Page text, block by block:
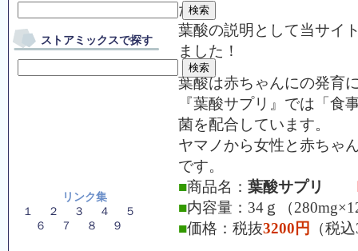
た。
葉酸の説明として当サイ
ました！
葉酸は赤ちゃんにの発育
『葉酸サプリ』では「食
菌を配合しています。
ヤマノから女性と赤ちゃ
です。
■商品名： 葉酸サプリ
■内容量：34ｇ（
■価格：税抜3200円 （税
ストアミックスで探す
リンク集
１
２ ３ ４
５
６
７ ８ ９